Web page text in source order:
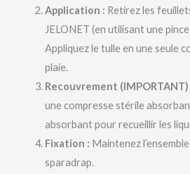
Application : Retirez les
JELONET (en utilisant une
Appliquez le tulle en une seule
plaie.
Recouvrement (IMPORTANT)
une compresse stérile
absorbant pour recueillir les
Fixation : Maintenez
sparadrap.